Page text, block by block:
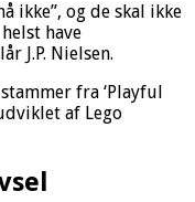
ikke”, og de skal ikke
have
J.P. Nielsen.
fra ‘Playful
af Lego